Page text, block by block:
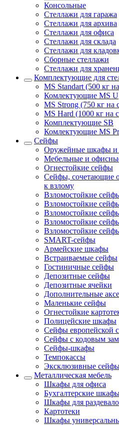
Консольные
Стеллажи для гаража
Стеллажи для архива
Стеллажи для офиса
Стеллажи для склада
Стеллажи для
Сборные стеллажи
Стеллажи для
Комплектующие для
MS Standart (500 кг
Комлектующие MS U
MS Strong (750 кг на
MS Hard (1000 кг на
Комплектующие SB
Комлектующие MS
Сейфы
Оружейные шкафы и
Мебельные и
Огнестойкие сейфы
Сейфы, сочетающие
к взлому
Взломостойкие
Взломостойкие
Взломостойкие
Взломостойкие
Взломостойкие
SMART-сейфы
Армейские шкафы
Встраиваемые сейфы
Гостиничные сейфы
Депозитные сейфы
Депозитные ячейки
Дополнительные
Маленькие сейфы
Огнестойкие
Полицейские шкафы
Сейфы европейской
Сейфы с кодовым
Сейфы-шкафы
Темпокассы
Эксклюзивные
Металлическая мебель
Шкафы для офиса
Бухгалтерские
Шкафы для
Картотеки
Шкафы